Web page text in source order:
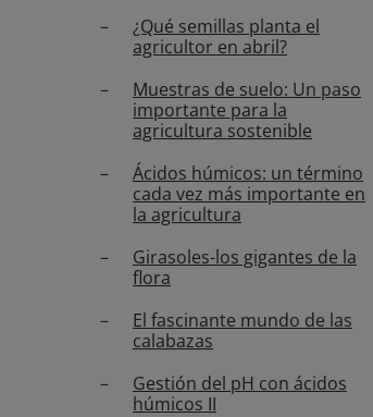
¿Qué semillas planta el
agricultor en abril?
Muestras de suelo: Un paso
importante para la
agricultura sostenible
Ácidos húmicos: un término
cada vez más importante en
la agricultura
Girasoles-los gigantes de la
flora
El fascinante mundo de las
calabazas
Gestión del pH con ácidos
húmicos II